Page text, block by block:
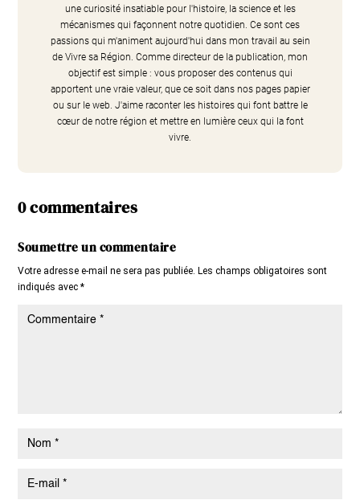
une curiosité insatiable pour l'histoire, la science et les
mécanismes qui façonnent notre quotidien. Ce sont ces
passions qui m'animent aujourd'hui dans mon travail au sein
de Vivre sa Région. Comme directeur de la publication, mon
objectif est simple : vous proposer des contenus qui
apportent une vraie valeur, que ce soit dans nos pages papier
ou sur le web. J'aime raconter les histoires qui font battre le
cœur de notre région et mettre en lumière ceux qui la font
vivre.
0 commentaires
Soumettre un commentaire
Votre adresse e-mail ne sera pas publiée. Les champs obligatoires sont
indiqués avec*